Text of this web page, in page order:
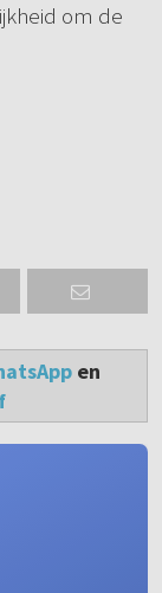
om de
en